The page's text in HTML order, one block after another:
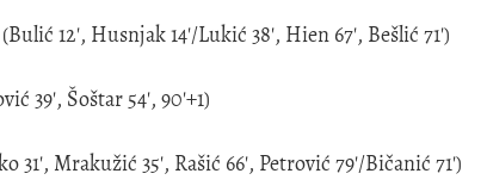
12', Husnjak 14'/Lukić 38', Hien 67', Bešlić 71')
39', Šoštar 54', 90'+1)
31', Mrakužić 35', Rašić 66', Petrović 79'/Bičanić 71')